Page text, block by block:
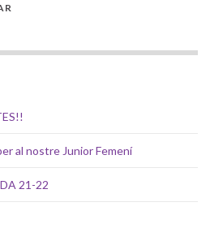
al nostre Junior Femení
21-22